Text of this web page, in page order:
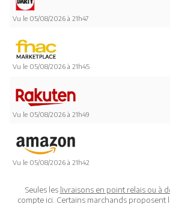
Vu le 05/08/2026 à 21h47
Vu le 05/08/2026 à 21h45
Vu le 05/08/2026 à 21h49
Vu le 05/08/2026 à 21h42
Seules les livraisons en point relais ou à
compte ici. Certains marchands proposent